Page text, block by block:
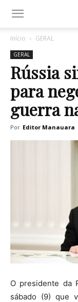
Início GERAL
GERAL
Rússia
para
guerra
Por Editor Manauara
O presidente da
sábado (9) que